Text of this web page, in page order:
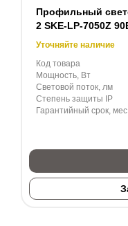
Профильный
2 SKE-LP-7050Z
Уточняйте наличие
Код товара
Мощность, Вт
Световой поток, лм
Степень защиты IP
Гарантийный срок, мес